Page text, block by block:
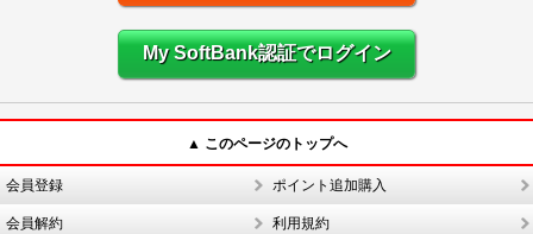
My SoftBank認証でログイン
▲ このページのトップへ
会員登録 ポイント追加購入
会員解約 利用規約